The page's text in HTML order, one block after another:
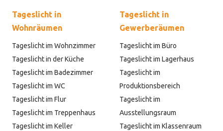
Tageslicht in
Wohnräumen
Tageslicht im Wohnzimmer
Tageslicht in der Küche
Tageslicht im Badezimmer
Tageslicht im WC
Tageslicht im Flur
Tageslicht im Treppenhaus
Tageslicht im Keller
Tageslicht in
Gewerberäumen
Tageslicht im Büro
Tageslicht im Lagerhaus
Tageslicht im
Produktionsbereich
Tageslicht im
Ausstellungsraum
Tageslicht im Klassenraum